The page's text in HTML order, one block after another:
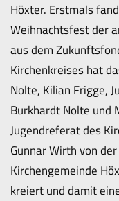
Höxter. Erstmals
Weihnachtsfest der
aus dem
Kirchenkreises hat
Nolte, Kilian Frigge,
Burkhardt Nolte und
Jugendreferat des
Gunnar Wirth von
Kirchengemeinde
kreiert und damit